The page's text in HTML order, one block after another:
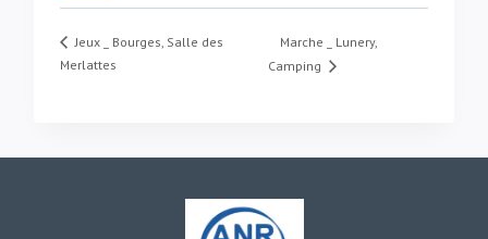
Jeux _ Bourges, Salle des
Merlattes
Marche _ Lunery,
Camping